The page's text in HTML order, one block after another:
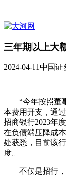
三年期以上大
2024-04-11中国证
“今年按照董事
本费用开支，通
招商银行2023年
在负债端压降成
处获悉，目前该
度。
不仅是招行，